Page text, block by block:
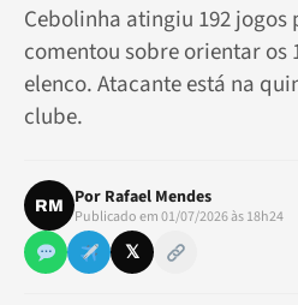
Cebolinha atingiu 192 jogos
comentou sobre orientar os
elenco. Atacante está na
clube.
RM Por Rafael Mendes
Publicado em 01/07/2026 às 18h24
𝕏